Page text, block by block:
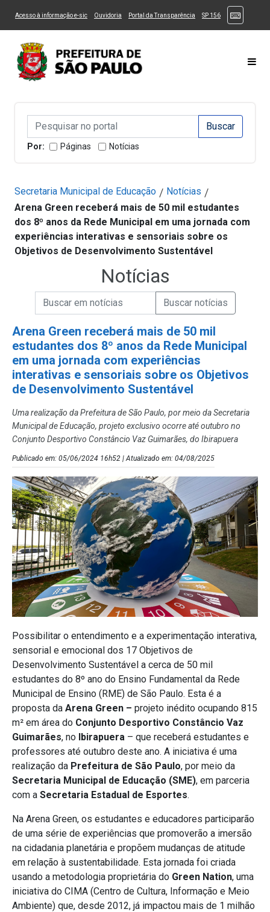
Ir ao Conteúdo Ir para menu principal Ir para busca 3
Alternar Alto Contraste
Acesso à informação e-sic(Link para um novo sítio)
Ouvidoria (Link para um novo sítio)
Portal da Transparência (Link para um novo sítio)
SP 156(Link para um
Campo de Busca de informações
Campo de Busca de informações Enviar a Busca
Por: Páginas Notícias
Secretaria Municipal de Educação / Notícias /
Arena Green receberá mais de 50 mil estudantes
dos 8º anos da Rede Municipal em uma jornada com
experiências interativas e sensoriais sobre os
Objetivos de Desenvolvimento Sustentável
Notícias
Campo de Busca de Notícias
Campo de Busca de informaçõesEnviar a Busca de Notícias
Arena Green receberá mais de 50 mil
estudantes dos 8º anos da Rede Municipal
em uma jornada com experiências
interativas e sensoriais sobre os Objetivos
de Desenvolvimento Sustentável
Uma realização da Prefeitura de São Paulo, por meio da Secretaria
Municipal de Educação, projeto exclusivo ocorre até outubro no
Conjunto Desportivo Constâncio Vaz Guimarães, do Ibirapuera
Publicado em: 05/06/2024 16h52 | Atualizado em: 04/08/2025
Possibilitar o entendimento e a experimentação interativa,
sensorial e emocional dos 17 Objetivos de
Desenvolvimento Sustentável a cerca de 50 mil
estudantes do 8º ano do Ensino Fundamental da Rede
Municipal de Ensino (RME) de São Paulo. Esta é a
proposta da Arena Green – projeto inédito ocupando 815
m² em área do Conjunto Desportivo Constâncio Vaz
Guimarães, no Ibirapuera – que receberá estudantes e
professores até outubro deste ano. A iniciativa é uma
realização da Prefeitura de São Paulo, por meio da
Secretaria Municipal de Educação (SME), em parceria
com a Secretaria Estadual de Esportes.
Na Arena Green, os estudantes e educadores participarão
de uma série de experiências que promoverão a imersão
na cidadania planetária e propõem mudanças de atitude
em relação à sustentabilidade. Esta jornada foi criada
usando a metodologia proprietária do Green Nation, uma
iniciativa do CIMA (Centro de Cultura, Informação e Meio
Ambiente) que, desde 2012, já impactou mais de 1 milhão